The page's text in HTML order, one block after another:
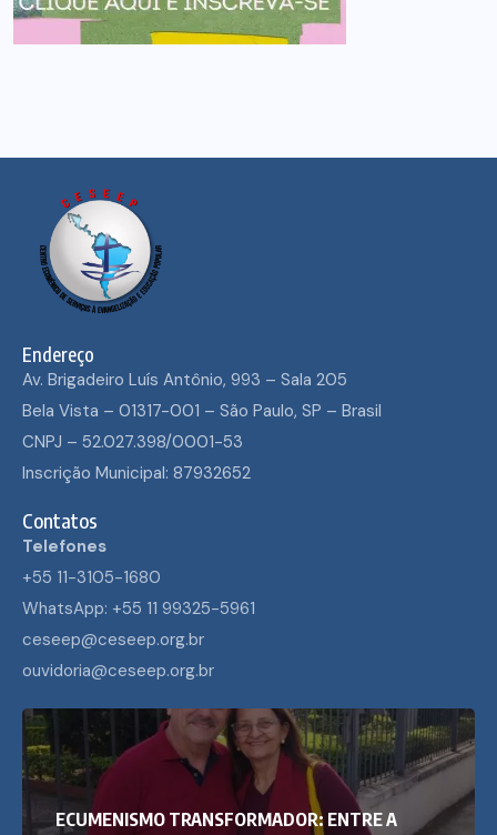
Endereço
Av. Brigadeiro Luís Antônio, 993 – Sala 205
Bela Vista – 01317-001 – São Paulo, SP – Brasil
CNPJ – 52.027.398/0001-53
Inscrição Municipal: 87932652
Contatos
Telefones
+55 11-3105-1680
WhatsApp: +55 11 99325-5961
ceseep@ceseep.org.br
ouvidoria@ceseep.org.br
ECUMENISMO TRANSFORMADOR: ENTRE A